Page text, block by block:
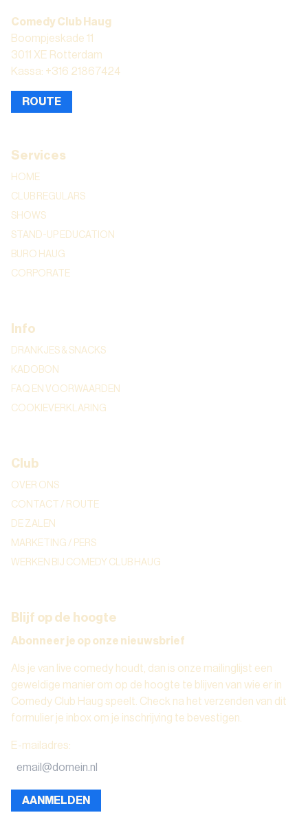
Comedy Club Haug
Boompjeskade 11
3011 XE Rotterdam
Kassa: +316 21867424
ROUTE
Services
HOME
CLUB REGULARS
SHOWS
STAND-UP EDUCATION
BURO HAUG
CORPORATE
Info
DRANKJES & SNACKS
KADOBON
FAQ EN VOORWAARDEN
COOKIEVERKLARING
Club
OVER ONS
CONTACT / ROUTE
DE ZALEN
MARKETING / PERS
WERKEN BIJ COMEDY CLUB HAUG
Blijf op de hoogte
Abonneer je op onze nieuwsbrief
Als je van live comedy houdt, dan is onze mailinglijst een
geweldige manier om op de hoogte te blijven van wie er in
Comedy Club Haug speelt. Check na het verzenden van dit
formulier je inbox om je inschrijving te bevestigen.
E-mailadres:
AANMELDEN